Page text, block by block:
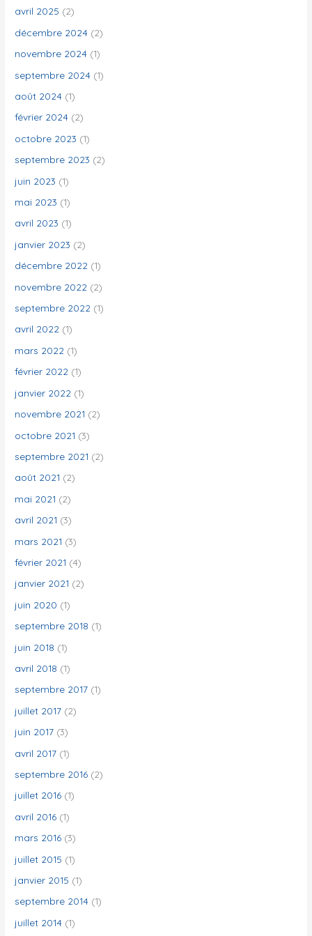
avril 2025 (2)
décembre 2024 (2)
novembre 2024 (1)
septembre 2024 (1)
août 2024 (1)
février 2024 (2)
octobre 2023 (1)
septembre 2023 (2)
juin 2023 (1)
mai 2023 (1)
avril 2023 (1)
janvier 2023 (2)
décembre 2022 (1)
novembre 2022 (2)
septembre 2022 (1)
avril 2022 (1)
mars 2022 (1)
février 2022 (1)
janvier 2022 (1)
novembre 2021 (2)
octobre 2021 (3)
septembre 2021 (2)
août 2021 (2)
mai 2021 (2)
avril 2021 (3)
mars 2021 (3)
février 2021 (4)
janvier 2021 (2)
juin 2020 (1)
septembre 2018 (1)
juin 2018 (1)
avril 2018 (1)
septembre 2017 (1)
juillet 2017 (2)
juin 2017 (3)
avril 2017 (1)
septembre 2016 (2)
juillet 2016 (1)
avril 2016 (1)
mars 2016 (3)
juillet 2015 (1)
janvier 2015 (1)
septembre 2014 (1)
juillet 2014 (1)